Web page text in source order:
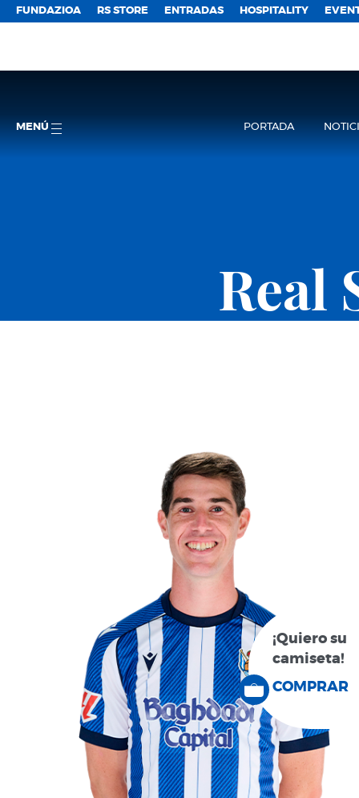
FUNDAZIOA RS STORE ENTRADAS HOSPITALITY
MENÚ PORTADA
Real
¡Quiero su
camiseta!
COMPRAR